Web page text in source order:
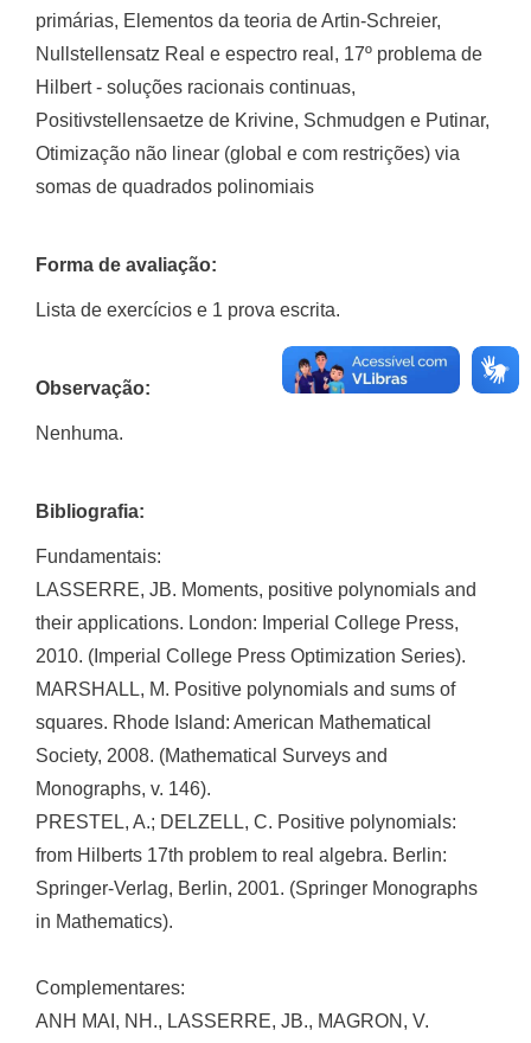
primárias, Elementos da teoria de Artin-Schreier,
Nullstellensatz Real e espectro real, 17º problema de
Hilbert - soluções racionais continuas,
Positivstellensaetze de Krivine, Schmudgen e Putinar,
Otimização não linear (global e com restrições) via
somas de quadrados polinomiais
Forma de avaliação:
Lista de exercícios e 1 prova escrita.
Observação:
Nenhuma.
Bibliografia:
Fundamentais:
LASSERRE, JB. Moments, positive polynomials and
their applications. London: Imperial College Press,
2010. (Imperial College Press Optimization Series).
MARSHALL, M. Positive polynomials and sums of
squares. Rhode Island: American Mathematical
Society, 2008. (Mathematical Surveys and
Monographs, v. 146).
PRESTEL, A.; DELZELL, C. Positive polynomials:
from Hilberts 17th problem to real algebra. Berlin:
Springer-Verlag, Berlin, 2001. (Springer Monographs
in Mathematics).
Complementares:
ANH MAI, NH., LASSERRE, JB., MAGRON, V.